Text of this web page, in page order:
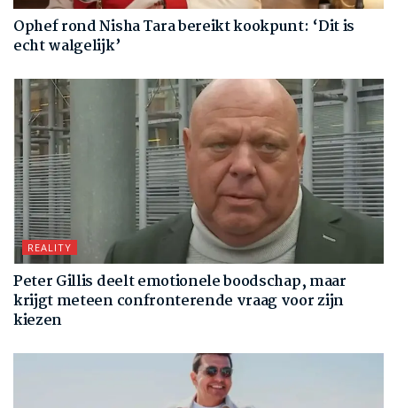
Ophef rond Nisha Tara bereikt kookpunt: ‘Dit is
echt walgelijk’
REALITY
Peter Gillis deelt emotionele boodschap, maar
krijgt meteen confronterende vraag voor zijn
kiezen